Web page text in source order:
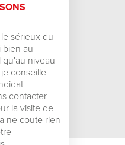
sérieux du
bien au
qu'au niveau
conseille
contacter
la visite de
ne coute rien